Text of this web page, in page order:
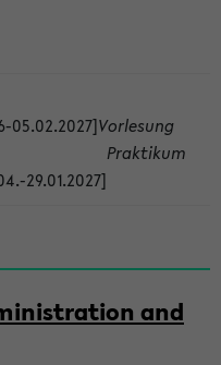
05.02.2027]Vorlesung
29.01.2027]
Praktikum
and